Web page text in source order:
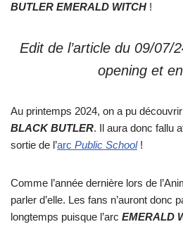
BUTLER EMERALD WITCH !
Edit de l’article du 09/07/
opening et
Au printemps 2024, on a pu
BLACK BUTLER. Il aura donc fallu
sortie de l’arc Public School!
Comme l’année dernière lors de
parler d’elle. Les fans n’auront donc
longtemps puisque l’arc EMERALD